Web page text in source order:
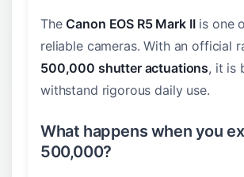
TheCanon EOS R5 Mark IIis one
reliable cameras. With an official
500,000 shutter actuations, it is
withstand rigorous daily use.
What happens when you
500,000?